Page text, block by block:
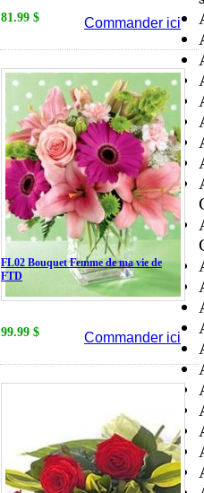
81.99 $ Commander ici
FL02 Bouquet Femme de ma vie de
FTD
99.99 $ Commander ici